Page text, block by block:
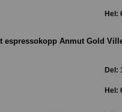
Hel:
espressokopp Anmut Gold
Del:
Hel: